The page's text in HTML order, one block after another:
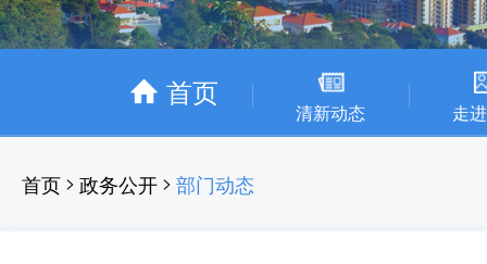
首页
清新动态 走
首页 > 政务公开 > 部门动态